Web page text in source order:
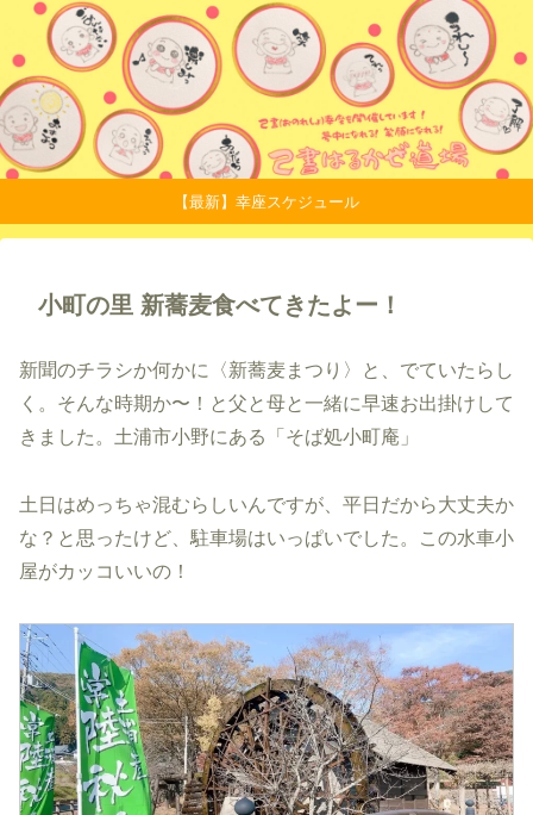
【最新】幸座スケジュール
小町の里 新蕎麦食べてきたよー！
新聞のチラシか何かに〈新蕎麦まつり〉と、でていたらし
く。そんな時期か〜！と父と母と一緒に早速お出掛けして
きました。土浦市小野にある「そば処小町庵」
土日はめっちゃ混むらしいんですが、平日だから大丈夫か
な？と思ったけど、駐車場はいっぱいでした。この水車小
屋がカッコいいの！